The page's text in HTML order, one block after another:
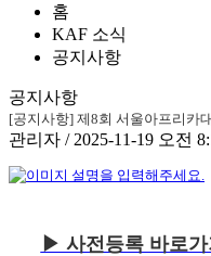
홈
KAF 소식
공지사항
공지사항
[공지사항] 제8회 서울아프리카
관리자 / 2025-11-19 오전
▶ 사전등록 바로